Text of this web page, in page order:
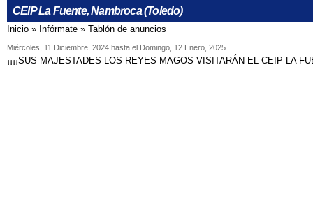
CEIP La Fuente, Nambroca (Toledo)
Se encuentra usted aquí
Inicio » Infórmate » Tablón de anuncios
Miércoles, 11 Diciembre, 2024 hasta el Domingo, 12 Enero, 2025
¡¡¡¡SUS MAJESTADES LOS REYES MAGOS VISITARÁN EL CEIP LA